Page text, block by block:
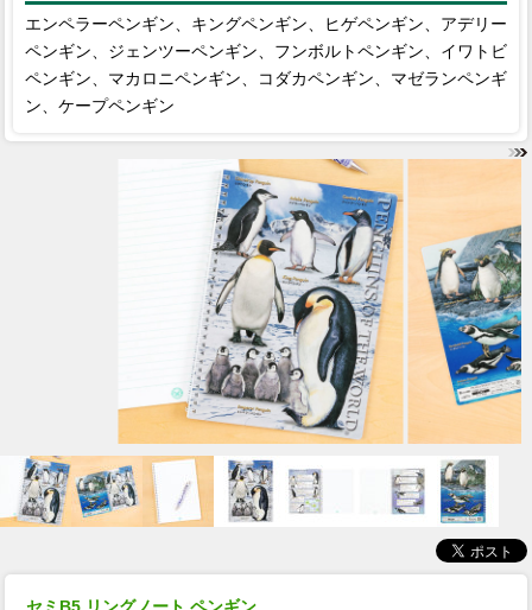
エンペラーペンギン、キングペンギン、ヒゲペンギン、アデリー
ペンギン、ジェンツーペンギン、フンボルトペンギン、イワトビ
ペンギン、マカロニペンギン、コダカペンギン、マゼランペンギ
ン、ケープペンギン
セミB5 リングノート ペンギン